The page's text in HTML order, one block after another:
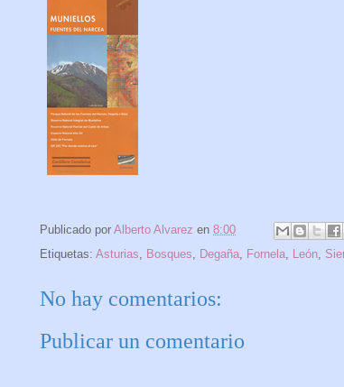
Publicado por Alberto Alvarez en 8:00
Etiquetas: Asturias, Bosques, Degaña, Fornela, León,
No hay comentarios:
Publicar un comentario